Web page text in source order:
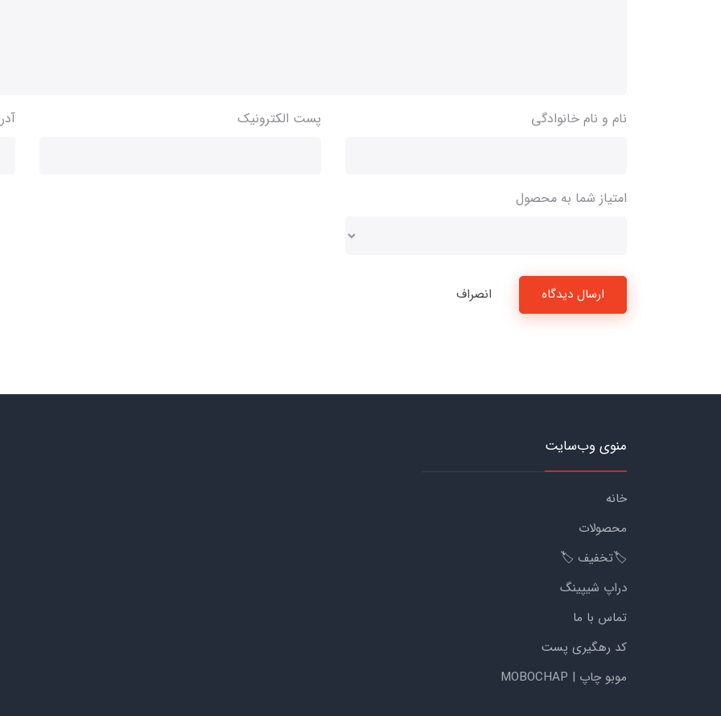
نام و نام خانوادگی پست الکترونیک
امتیاز شما به محصول
ارسال دیدگاه انصراف
منوی وب‌سایت
خانه
محصولات
🏷️تخفیف 🏷️
دراپ شیپینگ
تماس با ما
کد رهگیری پست
موبو چاپ | MOBOCHAP